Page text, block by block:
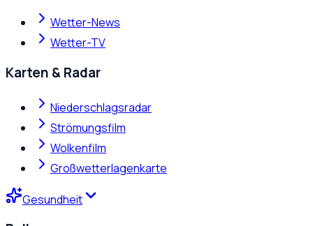
Wetter-News
Wetter-TV
Karten & Radar
Niederschlagsradar
Strömungsfilm
Wolkenfilm
Großwetterlagenkarte
Gesundheit